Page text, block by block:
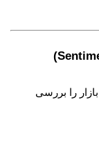
را بررسی